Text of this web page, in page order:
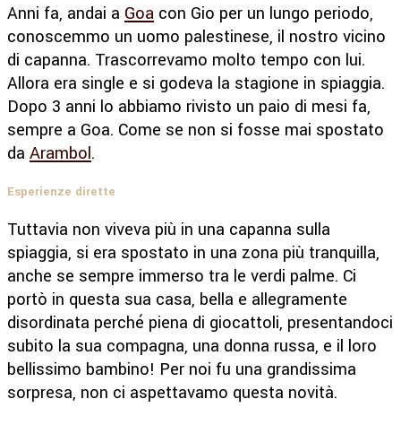
Anni fa, andai a Goa con Gio per un lungo periodo,
conoscemmo un uomo palestinese, il nostro vicino
di capanna. Trascorrevamo molto tempo con lui.
Allora era single e si godeva la stagione in spiaggia.
Dopo 3 anni lo abbiamo rivisto un paio di mesi fa,
sempre a Goa. Come se non si fosse mai spostato
da Arambol.
Esperienze dirette
Tuttavia non viveva più in una capanna sulla
spiaggia, si era spostato in una zona più tranquilla,
anche se sempre immerso tra le verdi palme. Ci
portò in questa sua casa, bella e allegramente
disordinata perché piena di giocattoli, presentandoci
subito la sua compagna, una donna russa, e il loro
bellissimo bambino! Per noi fu una grandissima
sorpresa, non ci aspettavamo questa novità.